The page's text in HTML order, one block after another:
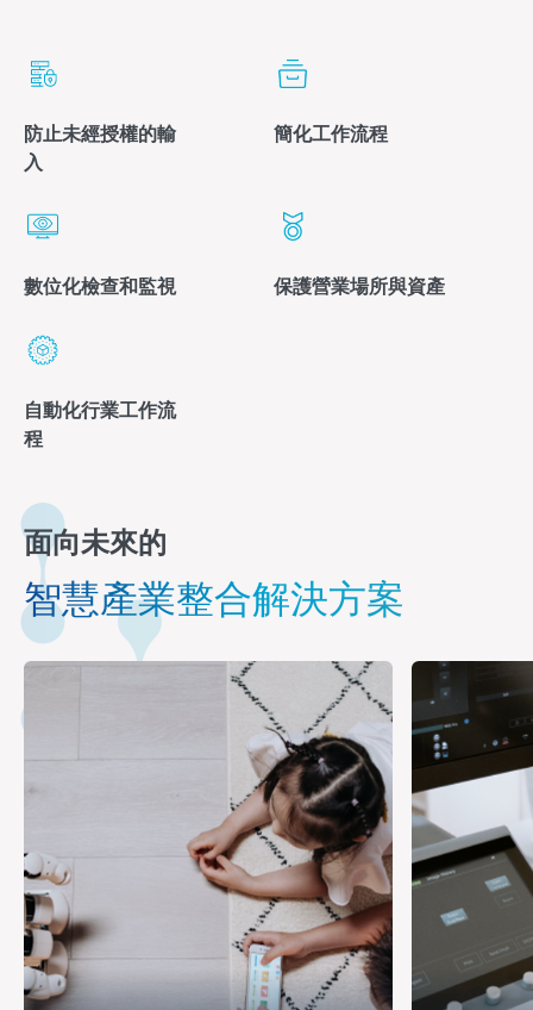
防止未經授權的輸
入
簡化工作流程
數位化檢查和監視 保護營業場所與資產
自動化行業工作流
程
面向未來的
智慧產業整合解決方案
透過自動化且可改編的 IT 系統與流程，讓校園準備好迎
接未來。透過我們全面的教育技術方法，解鎖全新可能
性。
醫療保健
升級醫療保健基
降低成本、減
理。